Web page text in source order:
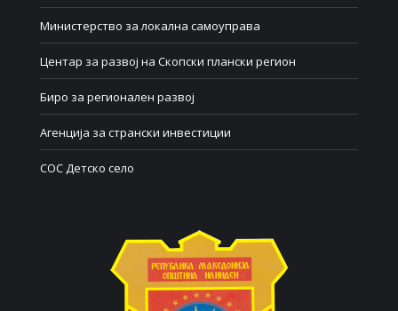
Министерство за локална самоуправа
Центар за развој на Скопски плански регион
Биро за регионален развој
Агенција за странски инвестиции
СОС Детско село